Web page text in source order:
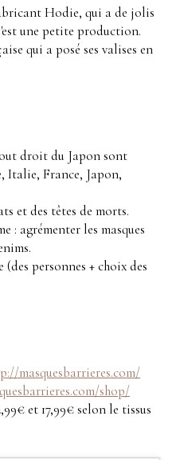
Hodie, qui a de jolis
une petite production.
qui a posé ses valises en
droit du Japonsont
Italie, France, Japon,
et des têtes de morts.
: agrémenter les masques
personnes + choix des
masquesbarrieres.com/
shop/
et 17,99€ selon le tissus